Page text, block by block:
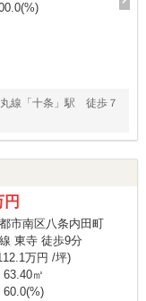
線「十条」駅 徒歩７
市南区八条内田町
東寺 徒歩9分
万円 /坪)
63.40㎡
60.0(%)